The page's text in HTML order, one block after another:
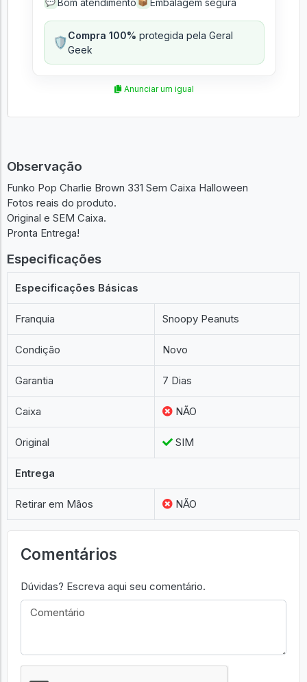
🛡️Compra 100% protegida pela Geral
Geek
Anunciar um igual
Observação
Funko Pop Charlie Brown 331 Sem Caixa Halloween
Fotos reais do produto.
Original e SEM Caixa.
Pronta Entrega!
Especificações
Especificações Básicas
Franquia Snoopy Peanuts
Condição Novo
Garantia 7 Dias
Caixa NÃO
Original SIM
Entrega
Retirar em Mãos NÃO
Comentários
Dúvidas? Escreva aqui seu comentário.